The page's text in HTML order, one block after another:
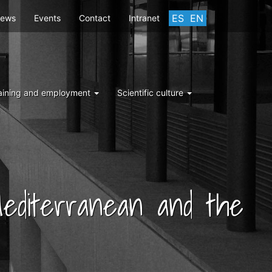
ES EN
Events Contact Intranet
and employment Scientific culture
and the